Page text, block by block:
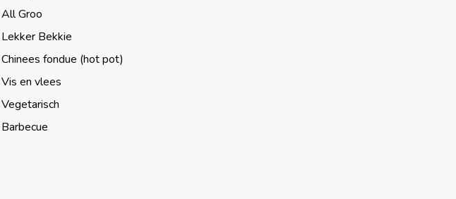
All Groo
Lekker Bekkie
Chinees fondue (hot pot)
Vis en vlees
Vegetarisch
Barbecue